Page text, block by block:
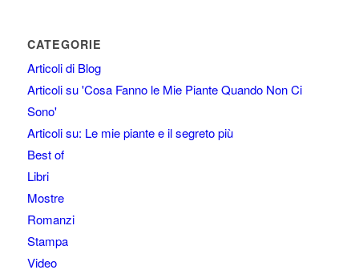
CATEGORIE
Articoli di Blog
Articoli su 'Cosa Fanno le Mie Piante Quando Non Ci
Sono'
Articoli su: Le mie piante e il segreto più
Best of
Libri
Mostre
Romanzi
Stampa
Video